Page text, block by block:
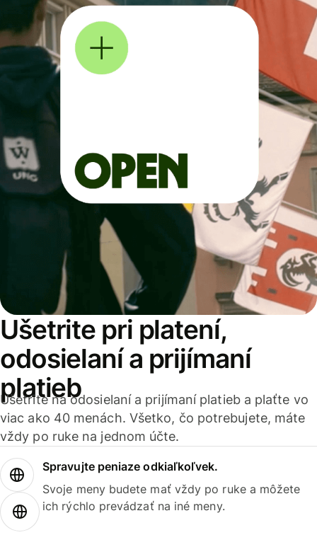
Ušetrite pri platení,
odosielaní a prijímaní
platieb
Ušetrite na odosielaní a prijímaní platieb a plaťte vo
viac ako 40 menách. Všetko, čo potrebujete, máte
vždy po ruke na jednom účte.
Spravujte peniaze odkiaľkoľvek.
Svoje meny budete mať vždy po ruke a môžete
ich rýchlo prevádzať na iné meny.